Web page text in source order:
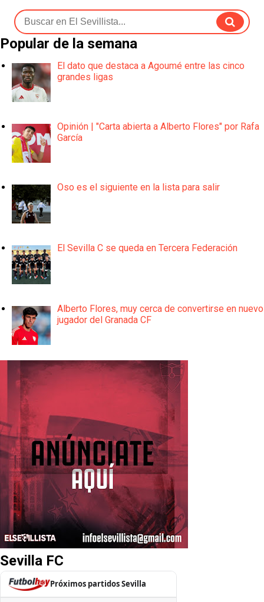
Popular de la semana
El dato que destaca a Agoumé entre las cinco
grandes ligas
Opinión | "Carta abierta a Alberto Flores" por Rafa
García
Oso es el siguiente en la lista para salir
El Sevilla C se queda en Tercera Federación
Alberto Flores, muy cerca de convertirse en nuevo
jugador del Granada CF
Sevilla FC